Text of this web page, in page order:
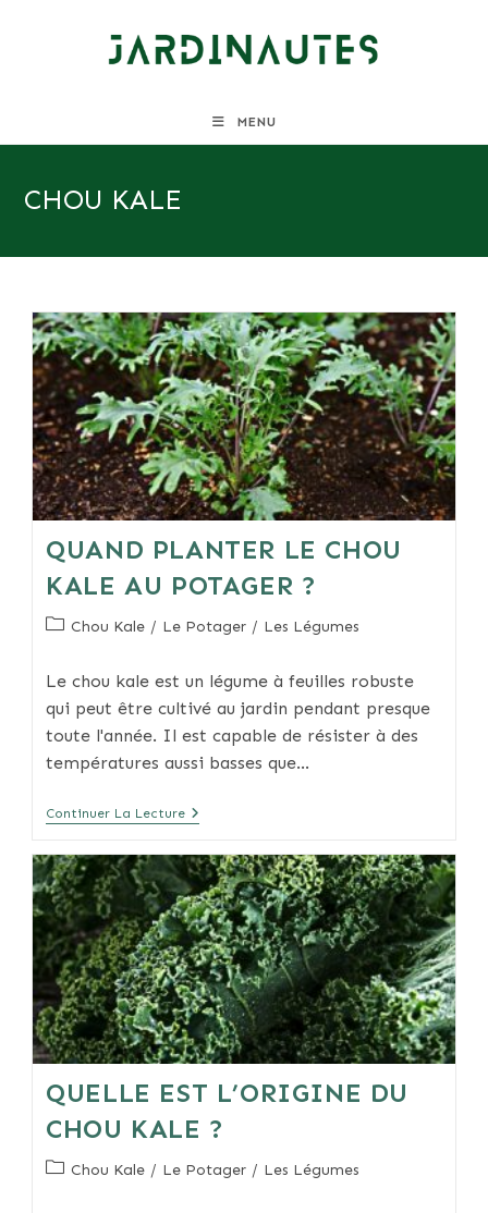
MENU
CHOU KALE
QUAND PLANTER LE CHOU
KALE AU POTAGER ?
PostChou Kale / Le Potager / Les Légumes
Le chou kale est un légume à feuilles robuste
qui peut être cultivé au jardin pendant presque
toute l'année. Il est capable de résister à des
températures aussi basses que…
Continuer La LectureQuand
Planter
Chou
Kale
Au
Potager
?
QUELLE EST L’ORIGINE DU
CHOU KALE ?
PostChou Kale / Le Potager / Les Légumes